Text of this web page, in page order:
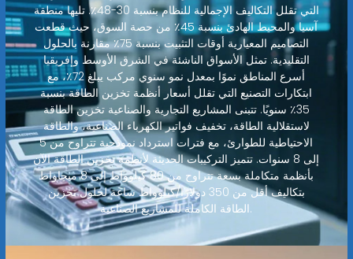
التي تقلل التكاليف الإجمالية للنظام بنسبة 30-48٪. تليها منطقة
آسيا والمحيط الهادئ بنسبة 45٪ من حصة السوق، حيث قطعت
التصاميم المعيارية أوقات التثبيت بنسبة 75٪ مقارنة بالحلول
التقليدية. تمثل الأسواق الناشئة في الشرق الأوسط وإفريقيا
أسرع المناطق نموًا بمعدل نمو سنوي مركب يبلغ 72٪، مع
ابتكارات التصنيع التي تقلل أسعار أنظمة تخزين الطاقة بنسبة
35٪ سنويًا. تتبنى المشاريع التجارية والصناعية تخزين الطاقة
لاستقلالية الطاقة، تخفيف فواتير الكهرباء الصناعية، والطاقة
الاحتياطية للطوارئ، مع فترات استرداد نموذجية تتراوح من 5
إلى 8 سنوات. تتميز التركيبات الحديثة لأنظمة تخزين الطاقة الآن
بأنظمة متكاملة بسعة تتراوح من 80 كيلوواط إلى 8 ميجاواط
بتكاليف أقل من 350 دولارًا/كيلوواط ساعة لحلول تخزين
الطاقة الكاملة للمشاريع الصناعية.